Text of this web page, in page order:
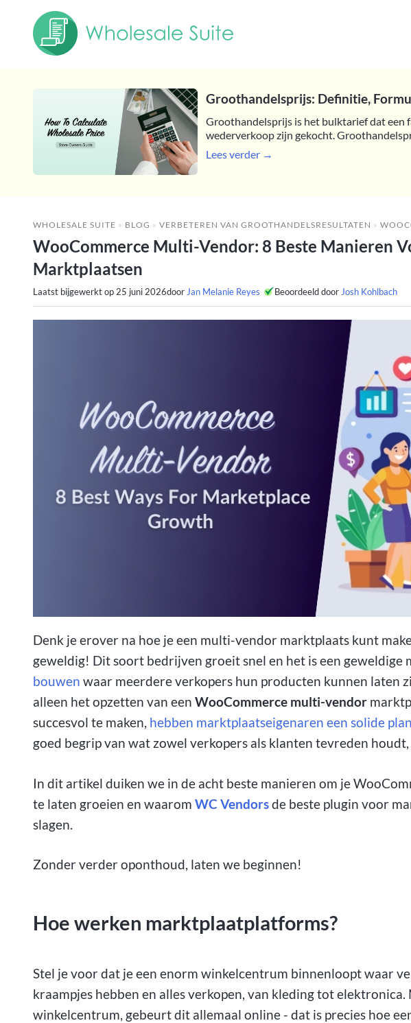
Groothandelsprijs: Definitie,
Groothandelsprijs is het bulktarief dat
wederverkoop zijn gekocht.
Lees verder →
WHOLESALE SUITE » BLOG » VERBETEREN VAN GROOTHANDELSRESULTATEN » WOOCOMMERCE MULTI-VENDOR: 8 BESTE
WooCommerce Multi-Vendor: 8 Beste Manieren
Marktplaatsen
Laatst bijgewerkt op 25 juni 2026door Jan Melanie Reyes Beoordeeld door Josh Kohlbach
Denk je erover na hoe je een multi-vendor marktplaats kunt
geweldig! Dit soort bedrijven groeit snel en het is een geweldige
bouwen waar meerdere verkopers hun producten kunnen laten
alleen het opzetten van een WooCommerce multi-vendor
succesvol te maken, hebben marktplaatseigenaren een solide
goed begrip van wat zowel verkopers als klanten tevreden
In dit artikel duiken we in de acht beste manieren om je
te laten groeien en waarom WC Vendorsde beste plugin voor
slagen.
Zonder verder oponthoud, laten we beginnen!
Hoe werken marktplaatplatforms?
Stel je voor dat je een enorm winkelcentrum binnenloopt waar
kraampjes hebben en alles verkopen, van kleding tot elektronica.
winkelcentrum, gebeurt dit allemaal online - dat is precies hoe